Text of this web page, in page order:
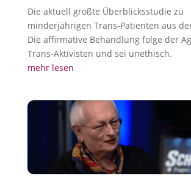
Die aktuell größte Überblicksstudie zu
minderjährigen Trans-Patienten aus
Die affirmative Behandlung folge der
Trans-Aktivisten und sei unethisch.
mehr lesen